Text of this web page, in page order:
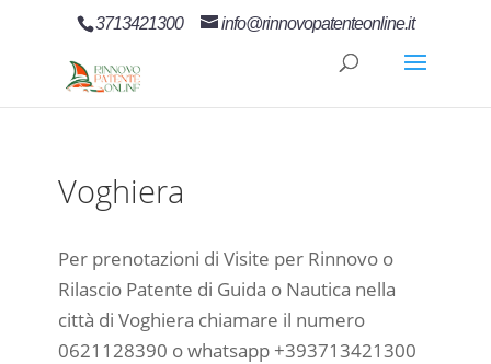
3713421300 info@rinnovopatenteonline.it
Voghiera
Per prenotazioni di Visite per Rinnovo o
Rilascio Patente di Guida o Nautica nella
città di Voghiera chiamare il numero
0621128390 o whatsapp +393713421300